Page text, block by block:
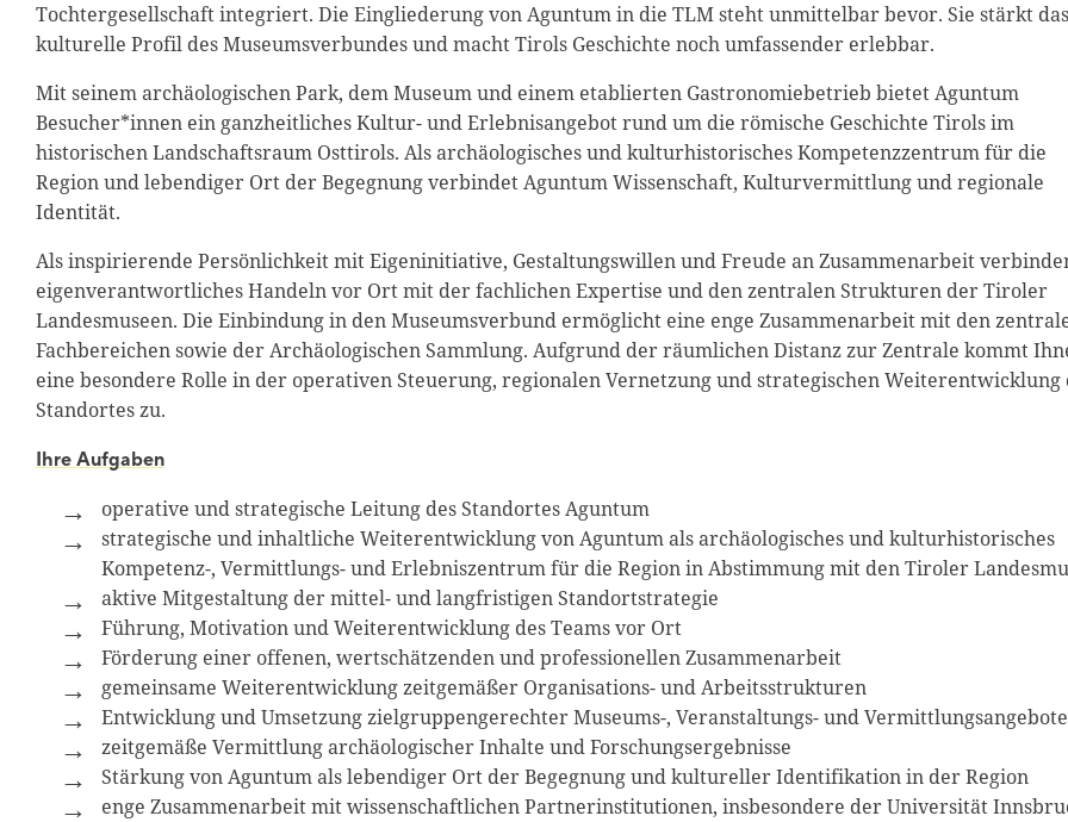
Tochtergesellschaft integriert. Die Eingliederung von Aguntum in die TLM steht unmittelbar bevor. Sie stärkt das
kulturelle Profil des Museumsverbundes und macht Tirols Geschichte noch umfassender erlebbar.
Mit seinem archäologischen Park, dem Museum und einem etablierten Gastronomiebetrieb bietet Aguntum
Besucher*innen ein ganzheitliches Kultur- und Erlebnisangebot rund um die römische Geschichte Tirols im
historischen Landschaftsraum Osttirols. Als archäologisches und kulturhistorisches Kompetenzzentrum für die
Region und lebendiger Ort der Begegnung verbindet Aguntum Wissenschaft, Kulturvermittlung und regionale
Identität.
Als inspirierende Persönlichkeit mit Eigeninitiative, Gestaltungswillen und Freude an Zusammenarbeit
eigenverantwortliches Handeln vor Ort mit der fachlichen Expertise und den zentralen Strukturen der Tiroler
Landesmuseen. Die Einbindung in den Museumsverbund ermöglicht eine enge Zusammenarbeit mit den
Fachbereichen sowie der Archäologischen Sammlung. Aufgrund der räumlichen Distanz zur Zentrale kommt
eine besondere Rolle in der operativen Steuerung, regionalen Vernetzung und strategischen Weiterentwicklung
Standortes zu.
Ihre Aufgaben
operative und strategische Leitung des Standortes Aguntum
strategische und inhaltliche Weiterentwicklung von Aguntum als archäologisches und kulturhistorisches
Kompetenz-, Vermittlungs- und Erlebniszentrum für die Region in Abstimmung mit den Tiroler
aktive Mitgestaltung der mittel- und langfristigen Standortstrategie
Führung, Motivation und Weiterentwicklung des Teams vor Ort
Förderung einer offenen, wertschätzenden und professionellen Zusammenarbeit
gemeinsame Weiterentwicklung zeitgemäßer Organisations- und Arbeitsstrukturen
Entwicklung und Umsetzung zielgruppengerechter Museums-, Veranstaltungs- und Vermittlungsangebote
zeitgemäße Vermittlung archäologischer Inhalte und Forschungsergebnisse
Stärkung von Aguntum als lebendiger Ort der Begegnung und kultureller Identifikation in der Region
enge Zusammenarbeit mit wissenschaftlichen Partnerinstitutionen, insbesondere der Universität